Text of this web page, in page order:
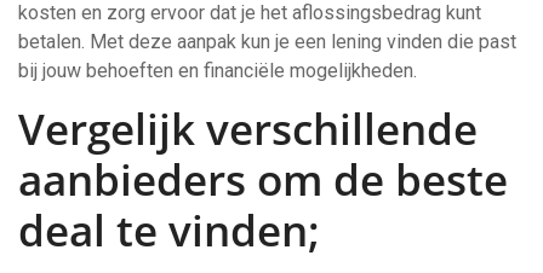
kosten en zorg ervoor dat je het aflossingsbedrag kunt
betalen. Met deze aanpak kun je een lening vinden die past
bij jouw behoeften en financiële mogelijkheden.
Vergelijk verschillende
aanbieders om de beste
deal te vinden;